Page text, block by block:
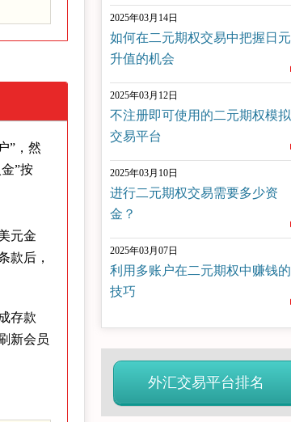
”，然
”按
元金
款后，
存款
新会员
2025年03月14日
如何在二元期权交易中把握日元
升值的机会
2025年03月12日
不注册即可使用的二元期权模拟
交易平台
2025年03月10日
进行二元期权交易需要多少资
金？
2025年03月07日
利用多账户在二元期权中赚钱的
技巧
外汇交易平台排名